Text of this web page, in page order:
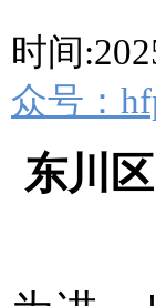
时间
众号：
东川